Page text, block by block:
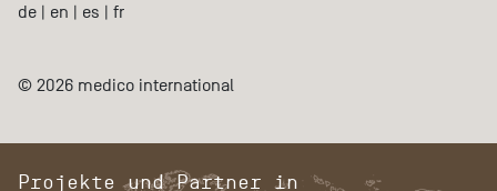
de | en | es | fr
© 2026 medico international
Projekte und Partner in